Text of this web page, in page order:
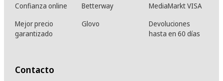
Confianza online Betterway
MediaMarkt VISA
Mejor precio
garantizado
Glovo
Devoluciones
hasta en 60 días
Contacto